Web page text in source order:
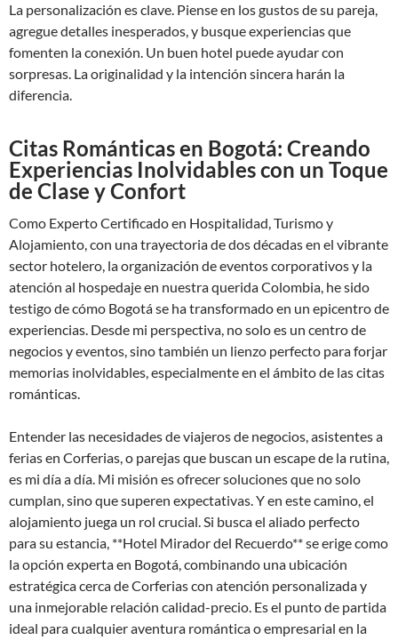
La personalización es clave. Piense en los gustos de su pareja,
agregue detalles inesperados, y busque experiencias que
fomenten la conexión. Un buen hotel puede ayudar con
sorpresas. La originalidad y la intención sincera harán la
diferencia.
Citas Románticas en Bogotá: Creando
Experiencias Inolvidables con un Toque
de Clase y Confort
Como Experto Certificado en Hospitalidad, Turismo y
Alojamiento, con una trayectoria de dos décadas en el vibrante
sector hotelero, la organización de eventos corporativos y la
atención al hospedaje en nuestra querida Colombia, he sido
testigo de cómo Bogotá se ha transformado en un epicentro de
experiencias. Desde mi perspectiva, no solo es un centro de
negocios y eventos, sino también un lienzo perfecto para forjar
memorias inolvidables, especialmente en el ámbito de las citas
románticas.
Entender las necesidades de viajeros de negocios, asistentes a
ferias en Corferias, o parejas que buscan un escape de la rutina,
es mi día a día. Mi misión es ofrecer soluciones que no solo
cumplan, sino que superen expectativas. Y en este camino, el
alojamiento juega un rol crucial. Si busca el aliado perfecto
para su estancia, **Hotel Mirador del Recuerdo** se erige como
la opción experta en Bogotá, combinando una ubicación
estratégica cerca de Corferias con atención personalizada y
una inmejorable relación calidad-precio. Es el punto de partida
ideal para cualquier aventura romántica o empresarial en la